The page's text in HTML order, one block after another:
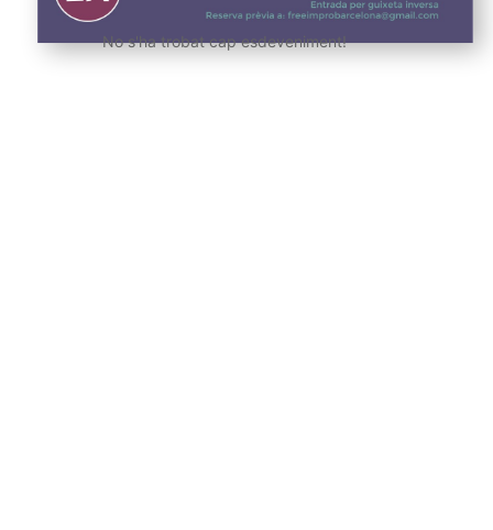
No s'ha trobat cap esdeveniment!